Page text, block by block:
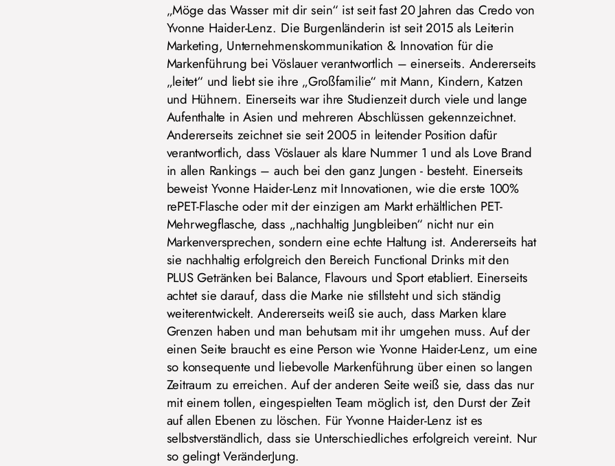
„Möge das Wasser mit dir sein“ ist seit fast 20 Jahren das Credo von
Yvonne Haider-Lenz. Die Burgenländerin ist seit 2015 als Leiterin
Marketing, Unternehmenskommunikation & Innovation für die
Markenführung bei Vöslauer verantwortlich – einerseits. Andererseits
„leitet“ und liebt sie ihre „Großfamilie“ mit Mann, Kindern, Katzen
und Hühnern. Einerseits war ihre Studienzeit durch viele und lange
Aufenthalte in Asien und mehreren Abschlüssen gekennzeichnet.
Andererseits zeichnet sie seit 2005 in leitender Position dafür
verantwortlich, dass Vöslauer als klare Nummer 1 und als Love Brand
in allen Rankings – auch bei den ganz Jungen - besteht. Einerseits
beweist Yvonne Haider-Lenz mit Innovationen, wie die erste 100%
rePET-Flasche oder mit der einzigen am Markt erhältlichen PET-
Mehrwegflasche, dass „nachhaltig Jungbleiben“ nicht nur ein
Markenversprechen, sondern eine echte Haltung ist. Andererseits hat
sie nachhaltig erfolgreich den Bereich Functional Drinks mit den
PLUS Getränken bei Balance, Flavours und Sport etabliert. Einerseits
achtet sie darauf, dass die Marke nie stillsteht und sich ständig
weiterentwickelt. Andererseits weiß sie auch, dass Marken klare
Grenzen haben und man behutsam mit ihr umgehen muss. Auf der
einen Seite braucht es eine Person wie Yvonne Haider-Lenz, um eine
so konsequente und liebevolle Markenführung über einen so langen
Zeitraum zu erreichen. Auf der anderen Seite weiß sie, dass das nur
mit einem tollen, eingespielten Team möglich ist, den Durst der Zeit
auf allen Ebenen zu löschen. Für Yvonne Haider-Lenz ist es
selbstverständlich, dass sie Unterschiedliches erfolgreich vereint. Nur
so gelingt VeränderJung.